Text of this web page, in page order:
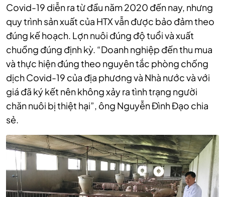
Covid-19 diễn ra từ đầu năm 2020 đến nay, nhưng
quy trình sản xuất của HTX vẫn được bảo đảm theo
đúng kế hoạch. Lợn nuôi đúng độ tuổi và xuất
chuồng đúng định kỳ. “Doanh nghiệp đến thu mua
và thực hiện đúng theo nguyên tắc phòng chống
dịch Covid-19 của địa phương và Nhà nước và với
giá đã ký kết nên không xảy ra tình trạng người
chăn nuôi bị thiệt hại”, ông Nguyễn Đình Đạo chia
sẻ.